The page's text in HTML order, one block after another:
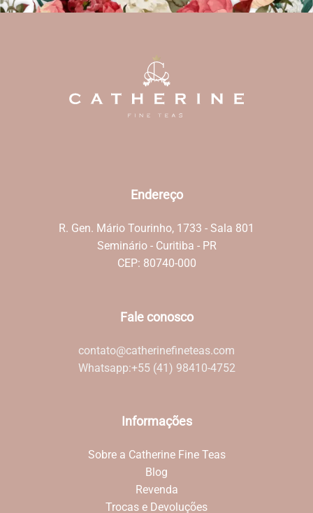
Endereço
R. Gen. Mário Tourinho, 1733 - Sala 801
Seminário - Curitiba - PR
CEP: 80740-000
Fale conosco
contato@catherinefineteas.com
Whatsapp:+55 (41) 98410-4752
Informações
Sobre a Catherine Fine Teas
Blog
Revenda
Trocas e Devoluções